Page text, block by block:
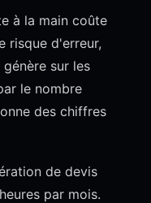
à la main coûte
risque d'erreur,
sur les
le nombre
des chiffres
de devis
par mois.